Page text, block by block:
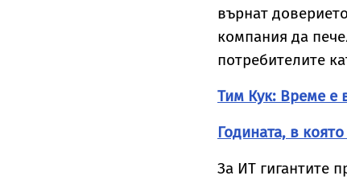
върнат
компания да
потребителите
Тим Кук: Време е
Годината, в
За ИТ гигантите